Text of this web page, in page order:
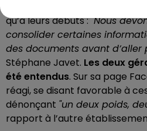
qu’à leurs débuts :"Nous
consolider certaines
des documents avant d’aller
Stéphane Javet. Les deux
été entendus. Sur sa page
réagi, se disant favorable à
dénonçant "un deux poids,
rapport à l’autre